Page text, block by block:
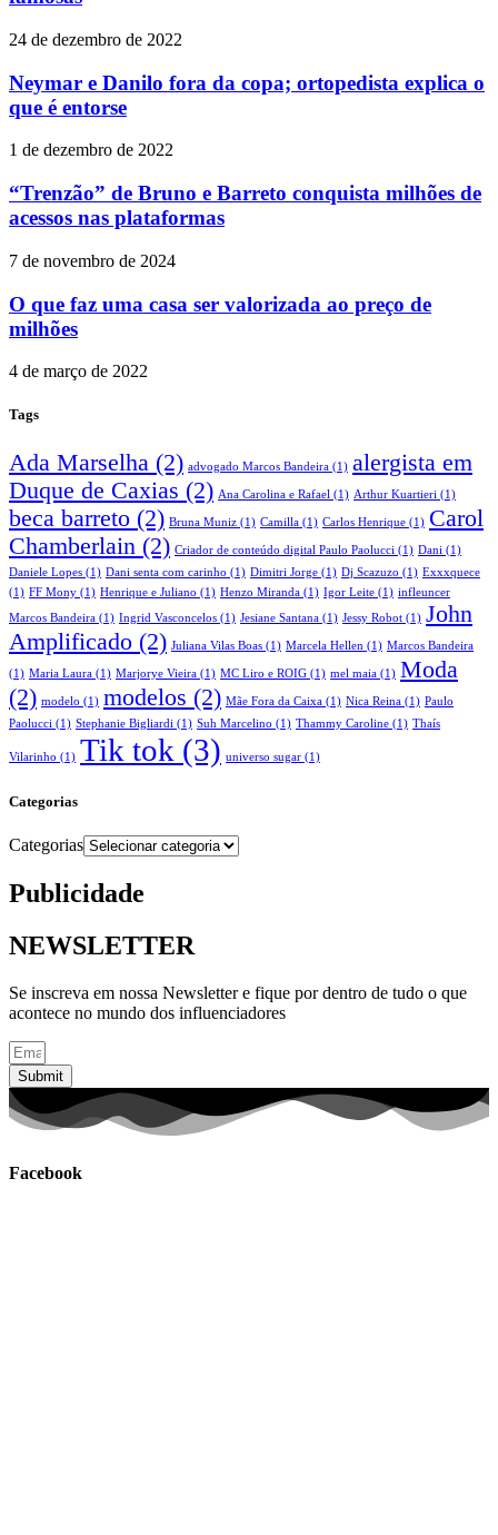
24 de dezembro de 2022
Neymar e Danilo fora da copa; ortopedista explica o
que é entorse
1 de dezembro de 2022
“Trenzão” de Bruno e Barreto conquista milhões de
acessos nas plataformas
7 de novembro de 2024
O que faz uma casa ser valorizada ao preço de
milhões
4 de março de 2022
Tags
Ada Marselha (2) advogado Marcos Bandeira (1) alergista em
Duque de Caxias (2) Ana Carolina e Rafael (1) Arthur Kuartieri (1)
beca barreto (2) Bruna Muniz (1) Camilla (1) Carlos Henrique (1) Carol
Chamberlain (2) Criador de conteúdo digital Paulo Paolucci (1) Dani (1)
Daniele Lopes (1) Dani senta com carinho (1) Dimitri Jorge (1) Dj Scazuzo (1) Exxxquece
(1) FF Mony (1) Henrique e Juliano (1) Henzo Miranda (1) Igor Leite (1) infleuncer
Marcos Bandeira (1) Ingrid Vasconcelos (1) Jesiane Santana (1) Jessy Robot (1) John
Amplificado (2) Juliana Vilas Boas (1) Marcela Hellen (1) Marcos Bandeira
(1) Maria Laura (1) Marjorye Vieira (1) MC Liro e ROIG (1) mel maia (1) Moda
(2) modelo (1) modelos (2) Mãe Fora da Caixa (1) Nica Reina (1) Paulo
Paolucci (1) Stephanie Bigliardi (1) Suh Marcelino (1) Thammy Caroline (1) Thaís
Vilarinho (1) Tik tok (3) universo sugar (1)
Categorias
Categorias
Publicidade
NEWSLETTER
Se inscreva em nossa Newsletter e fique por dentro de tudo o que
acontece no mundo dos influenciadores
Submit
Facebook